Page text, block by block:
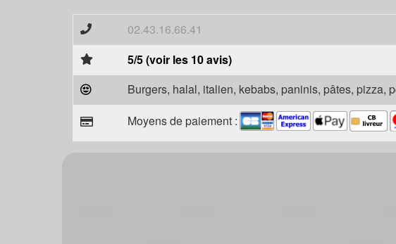
02.43.16.66.41
5/5 (voir les 10 avis)
Burgers, halal, italien, kebabs, paninis, pâtes, pizza,
Moyens de paiement :